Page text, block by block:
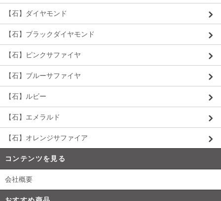
【石】ダイヤモンド
【石】ブラックダイヤモンド
【石】ピンクサファイヤ
【石】ブルーサファイヤ
【石】ルビー
【石】エメラルド
【石】オレンジサファイア
コンテンツを見る
会社概要